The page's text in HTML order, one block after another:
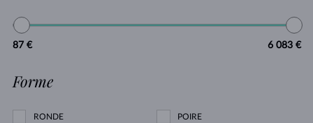
87 € 6 083 €
Forme
RONDE POIRE